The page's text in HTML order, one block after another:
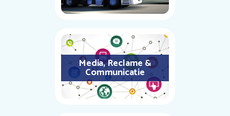
Media, Reclame &
Communicatie